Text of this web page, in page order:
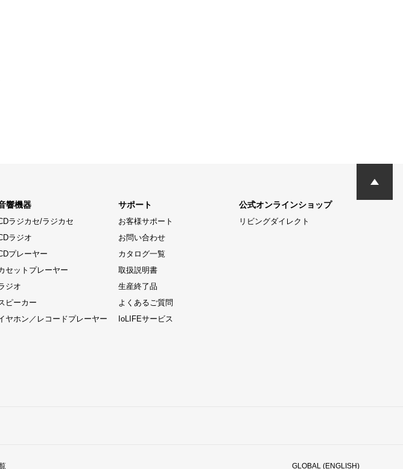
響機器
ラジカセ/ラジカセ
ラジオ
プレーヤー
セットプレーヤー
ジオ
ピーカー
ヤホン／レコードプレーヤー
サポート
お客様サポート
お問い合わせ
カタログ一覧
取扱説明書
生産終了品
よくあるご質問
IoLIFEサービス
公式オンラインショップ
リビングダイレクト
GLOBAL (ENGLISH)